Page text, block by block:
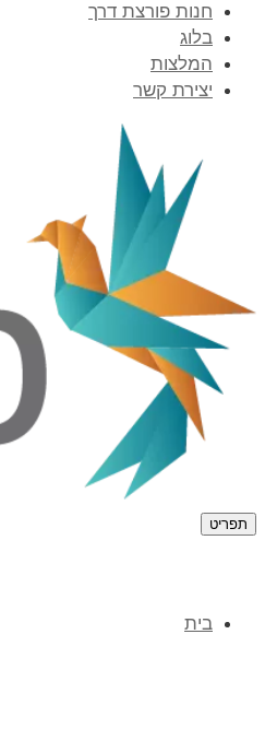
חנות פורצת דרך
בלוג
המלצות
יצירת קשר
תפריט
בית